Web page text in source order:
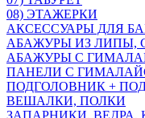
08) ЭТАЖЕРКИ
АКСЕССУАРЫ ДЛЯ
АБАЖУРЫ ИЗ ЛИПЫ,
АБАЖУРЫ С
ПАНЕЛИ С
ПОДГОЛОВНИК +
ВЕШАЛКИ, ПОЛКИ
ЗАПАРНИКИ, ВЕДРА,